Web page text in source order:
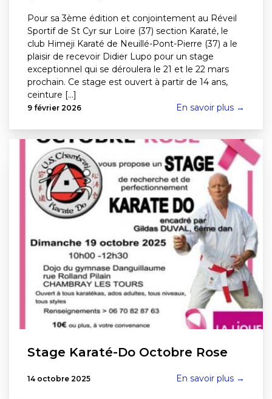
Pour sa 3ème édition et conjointement au Réveil
Sportif de St Cyr sur Loire (37) section Karaté, le
club Himeji Karaté de Neuillé-Pont-Pierre (37) a le
plaisir de recevoir Didier Lupo pour un stage
exceptionnel qui se déroulera le 21 et le 22 mars
prochain. Ce stage est ouvert à partir de 14 ans,
ceinture [...]
9 février 2026 En savoir plus →
Stage Karaté-Do Octobre Rose
14 octobre 2025 En savoir plus →